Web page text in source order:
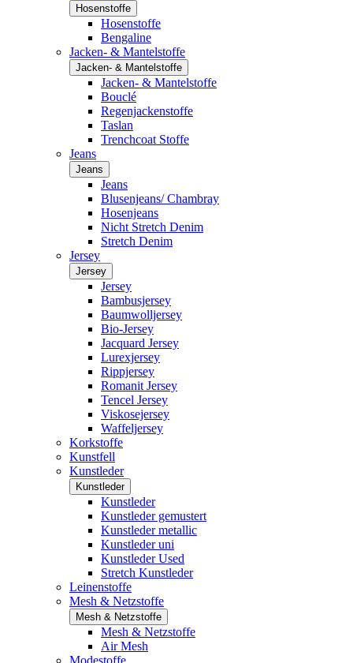
Hosenstoffe
Hosenstoffe
Bengaline
Jacken- & Mantelstoffe
Jacken- & Mantelstoffe
Jacken- & Mantelstoffe
Bouclé
Regenjackenstoffe
Taslan
Trenchcoat Stoffe
Jeans
Jeans
Jeans
Blusenjeans/ Chambray
Hosenjeans
Nicht Stretch Denim
Stretch Denim
Jersey
Jersey
Jersey
Bambusjersey
Baumwolljersey
Bio-Jersey
Jacquard Jersey
Lurexjersey
Rippjersey
Romanit Jersey
Tencel Jersey
Viskosejersey
Waffeljersey
Korkstoffe
Kunstfell
Kunstleder
Kunstleder
Kunstleder
Kunstleder gemustert
Kunstleder metallic
Kunstleder uni
Kunstleder Used
Stretch Kunstleder
Leinenstoffe
Mesh & Netzstoffe
Mesh & Netzstoffe
Mesh & Netzstoffe
Air Mesh
Modestoffe